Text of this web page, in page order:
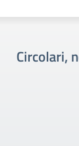
Circolari,